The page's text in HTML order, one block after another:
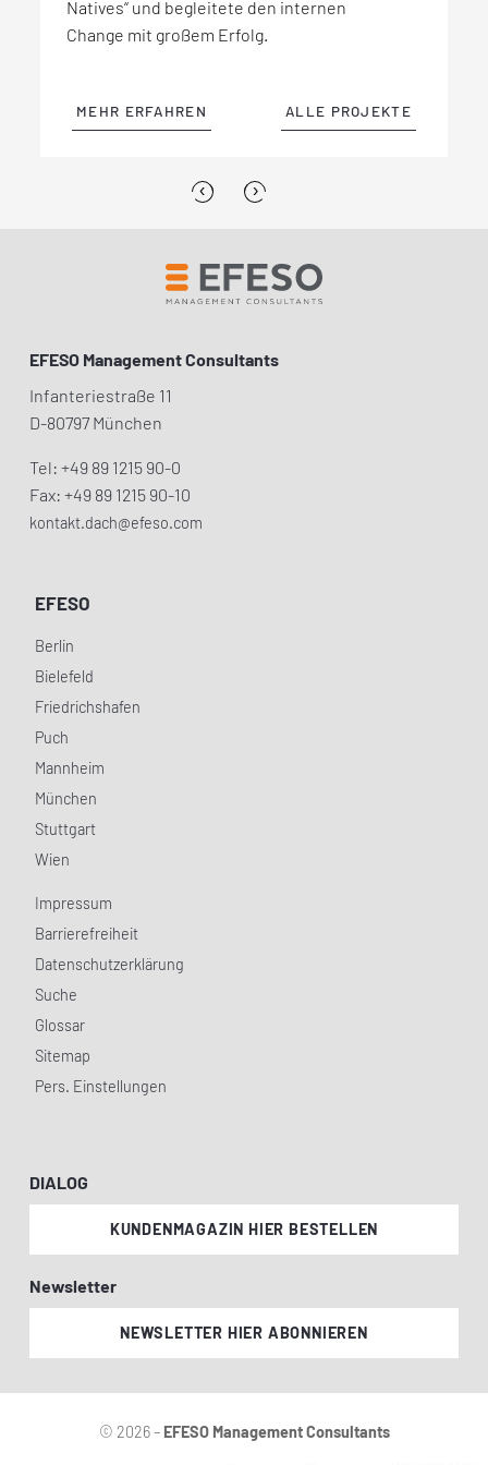
‹
Natives“ und begleitete den internen
Change mit großem Erfolg.
MEHR ERFAHREN ALLE PROJEKTE
die Bestellung bis hin zur Fertigung und
Logistik.
MEHR ERFAHREN ALLE PROJEKTE
Gesamtüberblick über den jeweiligen
Agilisierungsgrad der verschiedenen F&E-
MEHR ERFAHREN ALLE PROJEKTE
Materialien umsetzen. Gemeinsam mit
EFESO erweiterte es seine dazu
MEHR ERFAHREN ALLE PROJEKTE
›
EFESO Management Consultants
Infanteriestraße 11
D-80797 München
Tel: +49 89 1215 90-0
Fax: +49 89 1215 90-10
kontakt.dach@efeso.com
EFESO
Berlin
Bielefeld
Friedrichshafen
Puch
Mannheim
München
Stuttgart
Wien
Impressum
Barrierefreiheit
Datenschutzerklärung
Suche
Glossar
Sitemap
Pers. Einstellungen
DIALOG
KUNDENMAGAZIN HIER BESTELLEN
Newsletter
NEWSLETTER HIER ABONNIEREN
© 2026 – EFESO Management Consultants